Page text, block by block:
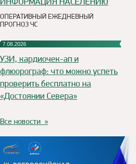
ОПЕРАТИВНЫЙ ЕЖЕДНЕВНЫЙ
ПРОГНОЗ ЧС
7.08.2026
УЗИ, кардиочек-ап и
флюорограф: что можно успеть
проверить бесплатно на
«Достоянии Севера»
Все новости »